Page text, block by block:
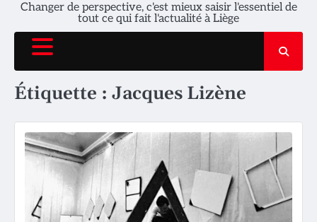
Changer de perspective, c'est mieux saisir l'essentiel de
tout ce qui fait l'actualité à Liège
Étiquette : Jacques Lizène